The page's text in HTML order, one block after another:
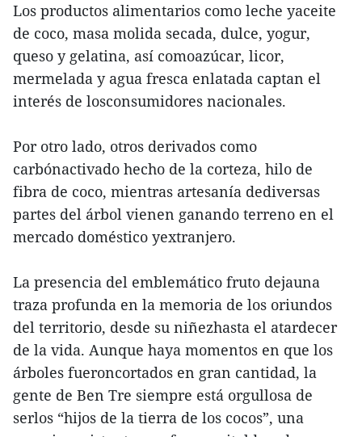
Los productos alimentarios como leche yaceite
de coco, masa molida secada, dulce, yogur,
queso y gelatina, así comoazúcar, licor,
mermelada y agua fresca enlatada captan el
interés de losconsumidores nacionales.
Por otro lado, otros derivados como
carbónactivado hecho de la corteza, hilo de
fibra de coco, mientras artesanía dediversas
partes del árbol vienen ganando terreno en el
mercado doméstico yextranjero.
La presencia del emblemático fruto dejauna
traza profunda en la memoria de los oriundos
del territorio, desde su niñezhasta el atardecer
de la vida. Aunque haya momentos en que los
árboles fueroncortados en gran cantidad, la
gente de Ben Tre siempre está orgullosa de
serlos “hijos de la tierra de los cocos”, una